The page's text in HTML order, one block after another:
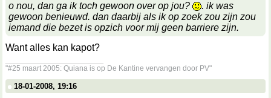
o nou, dan ga ik toch gewoon over op jou?
. ik was
gewoon benieuwd. dan daarbij als ik op zoek zou zijn zou
iemand die bezet is opzich voor mij geen barriere zijn.
Want alles kan kapot?
"#25 maart 2005: Quiana is op De Kantine vervangen door PV"
18-01-2008, 19:16